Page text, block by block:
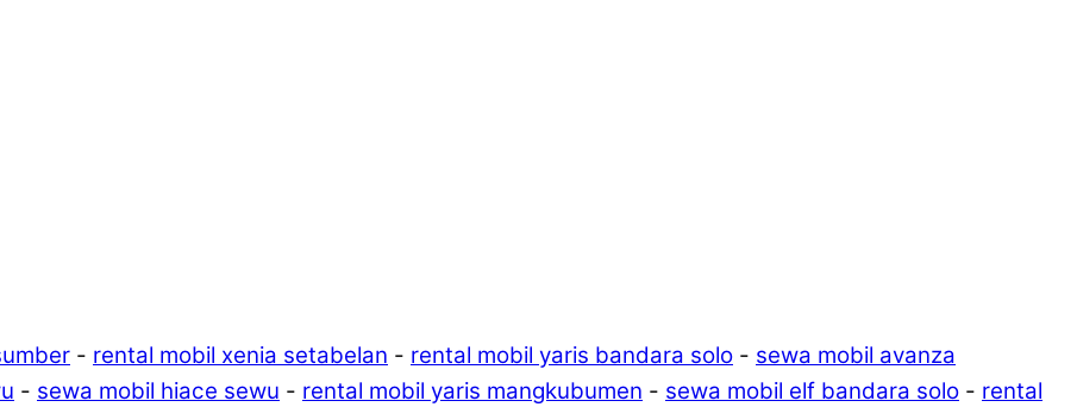
- rental mobil xenia setabelan - rental mobil yaris bandara solo - sewa mobil avanza
- sewa mobil hiace sewu - rental mobil yaris mangkubumen - sewa mobil elf bandara solo - rental